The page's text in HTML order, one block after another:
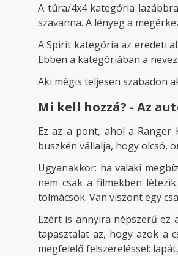
A túra/4x4 kategória
szavanna. A lényeg a
A Spirit kategória az eredeti
Ebben a kategóriában a
Aki mégis teljesen szabadon
Mi kell hozzá? - Az
Ez az a pont, ahol a Ranger
büszkén vállalja, hogy olcsó,
Ugyanakkor: ha valaki
nem csak a filmekben
tolmácsok. Van viszont egy
Ezért is annyira népszerű ez
tapasztalat az, hogy azok a
megfelelő felszereléssel: